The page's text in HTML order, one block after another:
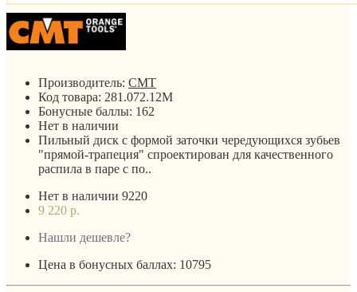
Производитель: CMT
Код товара: 281.072.12M
Бонусные баллы: 162
Нет в наличии
Пильный диск с формой заточки чередующихся зубьев
"прямой-трапеция" спроектирован для качественного
распила в паре с по..
Нет в наличии 9220
9 220 р.
Нашли дешевле?
Цена в бонусных баллах: 10795